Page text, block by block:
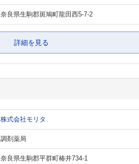
奈良県生駒郡斑鳩町龍田西5-7-2
詳細を見る
株式会社モリタ
調剤薬局
奈良県生駒郡平群町椿井734-1